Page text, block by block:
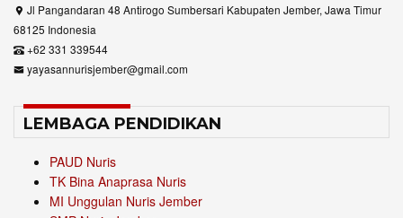
Jl Pangandaran 48 Antirogo Sumbersari Kabupaten Jember, Jawa Timur
68125 Indonesia
+62 331 339544
yayasannurisjember@gmail.com
LEMBAGA PENDIDIKAN
PAUD Nuris
TK Bina Anaprasa Nuris
MI Unggulan Nuris Jember